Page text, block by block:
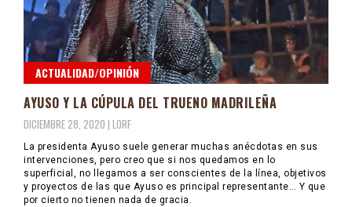
ACTUALIDAD/OPINIÓN
AYUSO Y LA CÚPULA DEL TRUENO MADRILEÑA
DICIEMBRE 28, 2020 | LORF
La presidenta Ayuso suele generar muchas anécdotas en sus
intervenciones, pero creo que si nos quedamos en lo
superficial, no llegamos a ser conscientes de la línea, objetivos
y proyectos de las que Ayuso es principal representante… Y que
por cierto no tienen nada de gracia.